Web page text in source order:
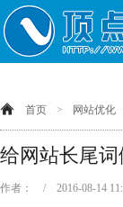
首页 > 网站优化
给网站长尾
作者： / 2016-08-14